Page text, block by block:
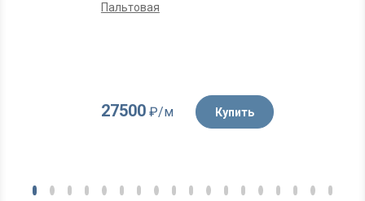
Пальтовая
27500₽/м Купить